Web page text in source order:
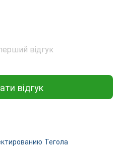
відгук
відгук
Тегола